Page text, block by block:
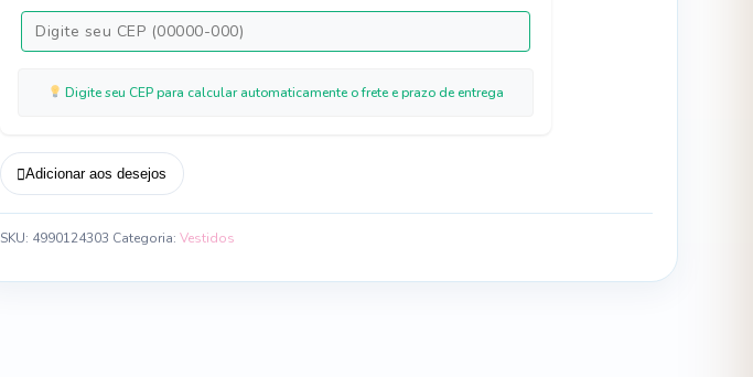
quantidade
Digite seu CEP para calcular automaticamente o frete e prazo de entrega
Adicionar aos desejos
SKU: 4990124303 Categoria: Vestidos